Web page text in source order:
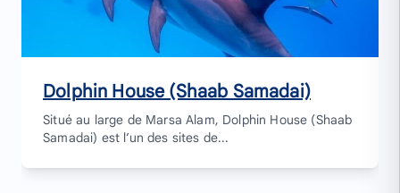
Dolphin House (Shaab Samadai)
Situé au large de Marsa Alam, Dolphin House (Shaab
Samadai) est l’un des sites de...